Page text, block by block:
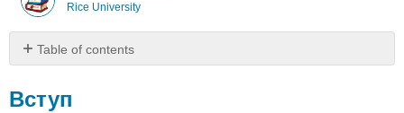
Rice University
Table of contents
Обчислення
Вступ